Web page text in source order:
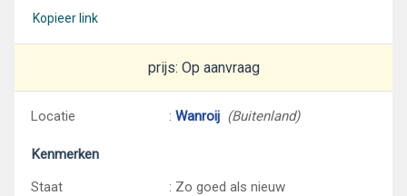
Kopieer link
prijs: Op aanvraag
Locatie : Wanroij (Buitenland)
Kenmerken
Staat
: Zo goed als nieuw